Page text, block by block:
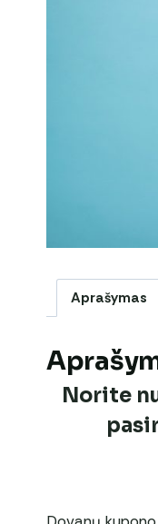
Aprašymas
Norite